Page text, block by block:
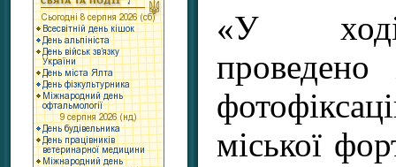
«У ході
проведено
міської